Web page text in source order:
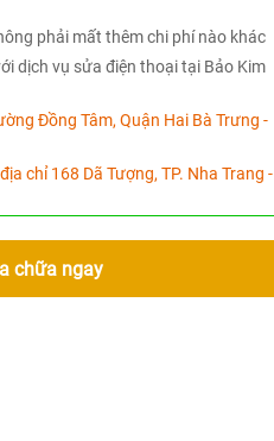
phải mất thêm chi phí nào khác
dịch vụ sửa điện thoại tại Bảo Kim
Đồng Tâm, Quận Hai Bà Trưng -
chỉ 168 Dã Tượng, TP. Nha Trang -
chữa ngay